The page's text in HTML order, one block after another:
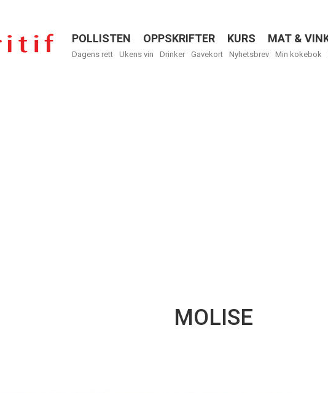
Menu
POLLISTEN OPPSKRIFTER KURS MAT &
Dagens rett Ukens vin Drinker Gavekort Nyhetsbrev Min kokebok
MOLISE